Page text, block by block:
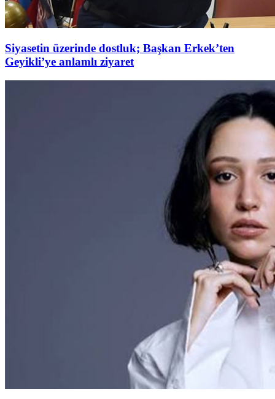
Siyasetin üzerinde dostluk; Başkan Erkek’ten
Geyikli’ye anlamlı ziyaret